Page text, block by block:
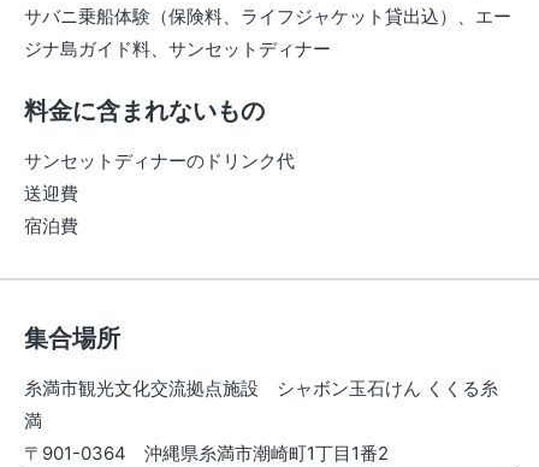
サバニ乗船体験（保険料、ライフジャケット貸出込）、エー
ジナ島ガイド料、サンセットディナー
料金に含まれないもの
サンセットディナーのドリンク代
送迎費
宿泊費
集合場所
糸満市観光文化交流拠点施設 シャボン玉石けん くくる糸
満
〒901-0364 沖縄県糸満市潮崎町1丁目1番2